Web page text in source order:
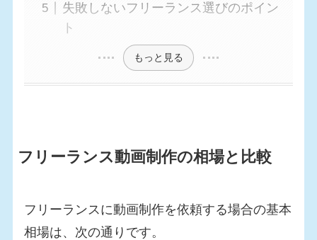
失敗しないフリーランス選びのポイン
ト
もっと見る
フリーランス動画制作の相場と比較
フリーランスに動画制作を依頼する場合の基本
相場は、次の通りです。